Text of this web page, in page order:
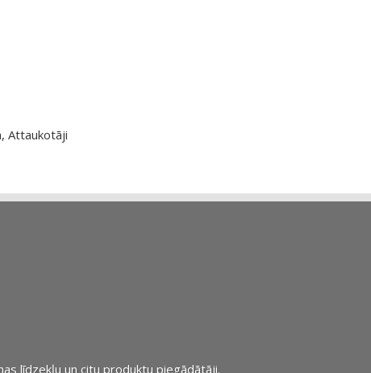
Attaukotāji
līdzekļu un citu produktu piegādātāji.